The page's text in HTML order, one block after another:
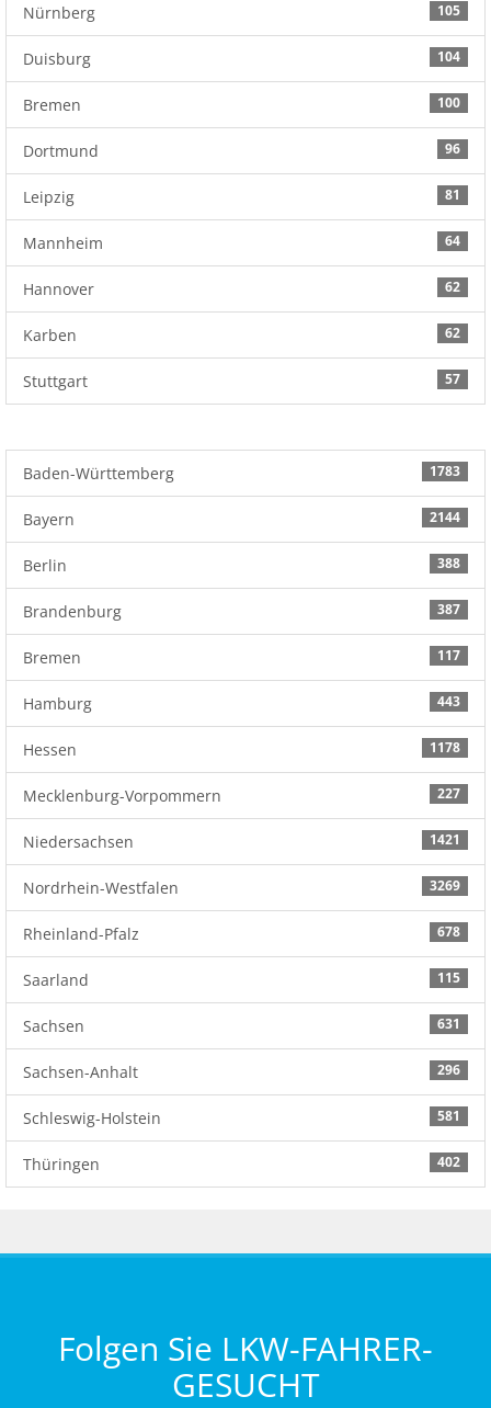
105
Nürnberg
104
Duisburg
100
Bremen
96
Dortmund
81
Leipzig
64
Mannheim
62
Hannover
62
Karben
57
Stuttgart
1783
Baden-Württemberg
2144
Bayern
388
Berlin
387
Brandenburg
117
Bremen
443
Hamburg
1178
Hessen
227
Mecklenburg-Vorpommern
1421
Niedersachsen
3269
Nordrhein-Westfalen
678
Rheinland-Pfalz
115
Saarland
631
Sachsen
296
Sachsen-Anhalt
581
Schleswig-Holstein
402
Thüringen
Folgen Sie LKW-FAHRER-
GESUCHT